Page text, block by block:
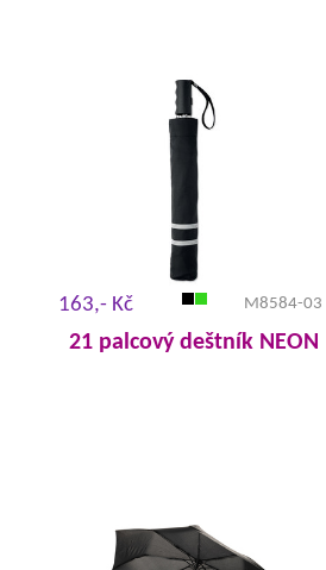
163,- Kč M8584-03
21 palcový deštník NEON